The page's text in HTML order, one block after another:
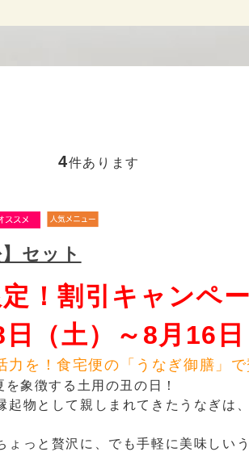
4件あります
セット
！割引キャンペー
（土）～8月16日
力を！食宅便の「うなぎ御膳」で
象徴する土用の丑の日！
起物として親しまれてきたうなぎは
ょっと贅沢に、でも手軽に美味しい